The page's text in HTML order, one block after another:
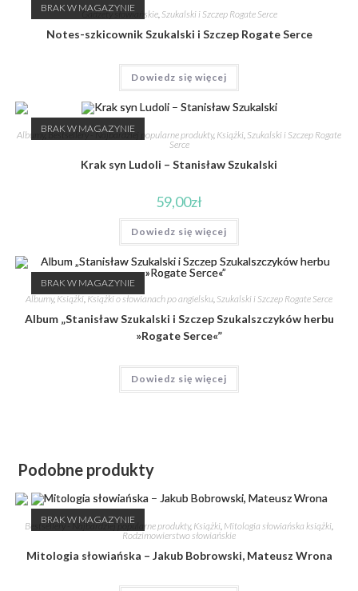
BRAK W MAGAZYNIE
Gadżety słowiańskie, Szukalski i Szczep Rogate Serce
Notes-szkicownik Szukalski i Szczep Rogate Serce
Dowiedz się więcej
BRAK W MAGAZYNIE
Albumy,Bestsellery - Najbardziej popularne produkty, Książki, Szukalski i Szczep Rogate
Serce
Krak syn Ludoli – Stanisław Szukalski
59,00zł
Dowiedz się więcej
BRAK W MAGAZYNIE
Albumy,Książki,Książki o słowianach po angielsku Szukalski i Szczep Rogate Serce
Album „Stanisław Szukalski i Szczep Szukalszczyków herbu
»Rogate Serce«”
Dowiedz się więcej
Podobne produkty
BRAK W MAGAZYNIE
Bestsellery - Najbardziej popularne produkty, Książki, Mitologia słowiańska książki,
Rodzimowierstwo słowiańskie
Mitologia słowiańska – Jakub Bobrowski, Mateusz Wrona